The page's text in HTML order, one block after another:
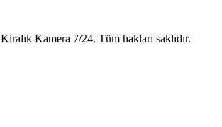
Kiralık Kamera 7/24. Tüm hakları saklıdır.